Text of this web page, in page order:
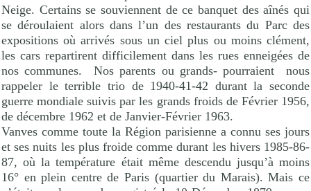
Neige. Certains se souviennent de ce banquet des aînés qui
se déroulaient alors dans l’un des restaurants du Parc des
expositions où arrivés sous un ciel plus ou moins clément,
les cars repartirent difficilement dans les rues enneigées de
nos communes.
Nos parents ou grands- pourraient
nous
rappeler le terrible trio de 1940-41-42 durant la seconde
guerre mondiale suivis par les grands froids de Février 1956,
de décembre 1962 et de Janvier-Février 1963.
Vanves comme toute la Région parisienne a connu ses jours
et ses nuits les plus froide comme durant les hivers 1985-86-
87, où la température était même descendu jusqu’à moins
16° en plein centre de Paris (quartier du Marais). Mais ce